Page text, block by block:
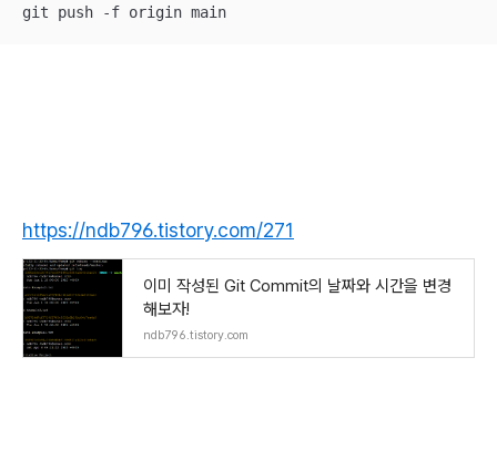
git push -f origin main
https://ndb796.tistory.com/271
이미 작성된 Git Commit의 날짜와 시간을 변경
해보자!
ndb796.tistory.com